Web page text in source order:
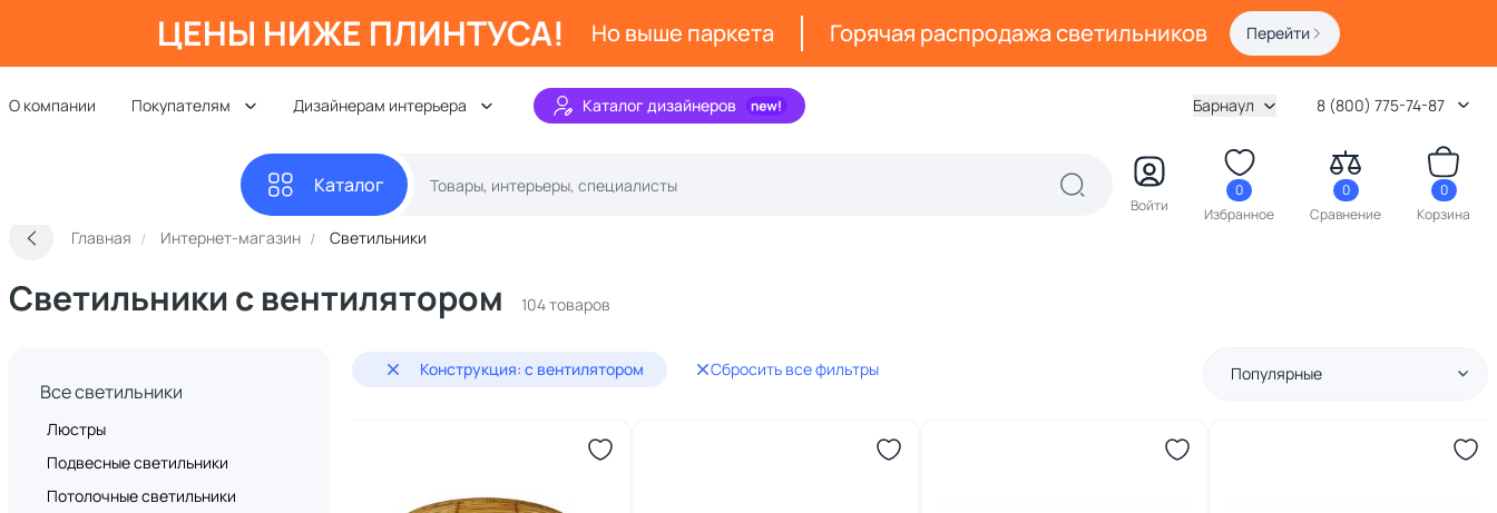
ЦЕНЫ НИЖЕ ПЛИНТУСА! Но выше паркета Горячая распродажа светильников Перейти
О компании Покупателям Дизайнерам интерьера Каталог дизайнеров Барнаул 8 (800) 775-74-87
Каталог
Войти
0
Избранное
0
Сравнение
0
Корзина
Главная Интернет-магазин Светильники
Светильники с вентилятором 104 товаров
Все светильники
Люстры
Подвесные светильники
Потолочные светильники
Конструкция: с вентилятором Сбросить все фильтры Популярные